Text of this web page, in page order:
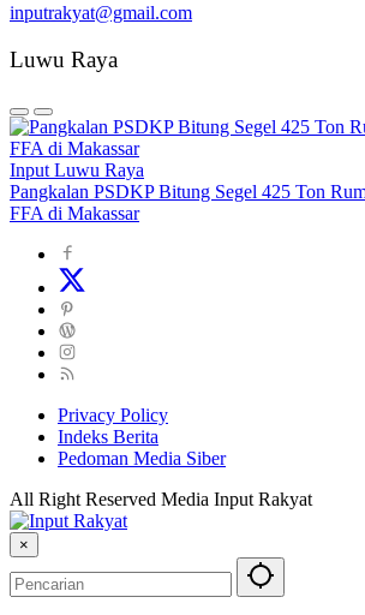
inputrakyat@gmail.com
Luwu Raya
Input Luwu Raya
Pangkalan PSDKP Bitung Segel 425 Ton
FFA di Makassar
Privacy Policy
Indeks Berita
Pedoman Media Siber
All Right Reserved Media Input Rakyat
×